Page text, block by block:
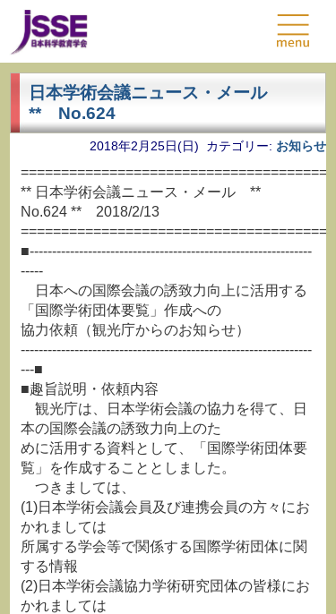
日本学術会議ニュース・メール
** No.624
2018年2月25日(日) カテゴリー: お知らせ
** 日本学術会議ニュース・メール **
No.624 ** 2018/2/13
■---------------------------------------------------------------
-----
日本への国際会議の誘致力向上に活用する
「国際学術団体要覧」作成への
協力依頼（観光庁からのお知らせ）
-----------------------------------------------------------------
---■
■趣旨説明・依頼内容
観光庁は、日本学術会議の協力を得て、日
本の国際会議の誘致力向上のた
めに活用する資料として、「国際学術団体要
覧」を作成することとしました。
つきましては、
(1)日本学術会議会員及び連携会員の方々にお
かれましては
所属する学会等で関係する国際学術団体に関
する情報
(2)日本学術会議協力学術研究団体の皆様にお
かれましては